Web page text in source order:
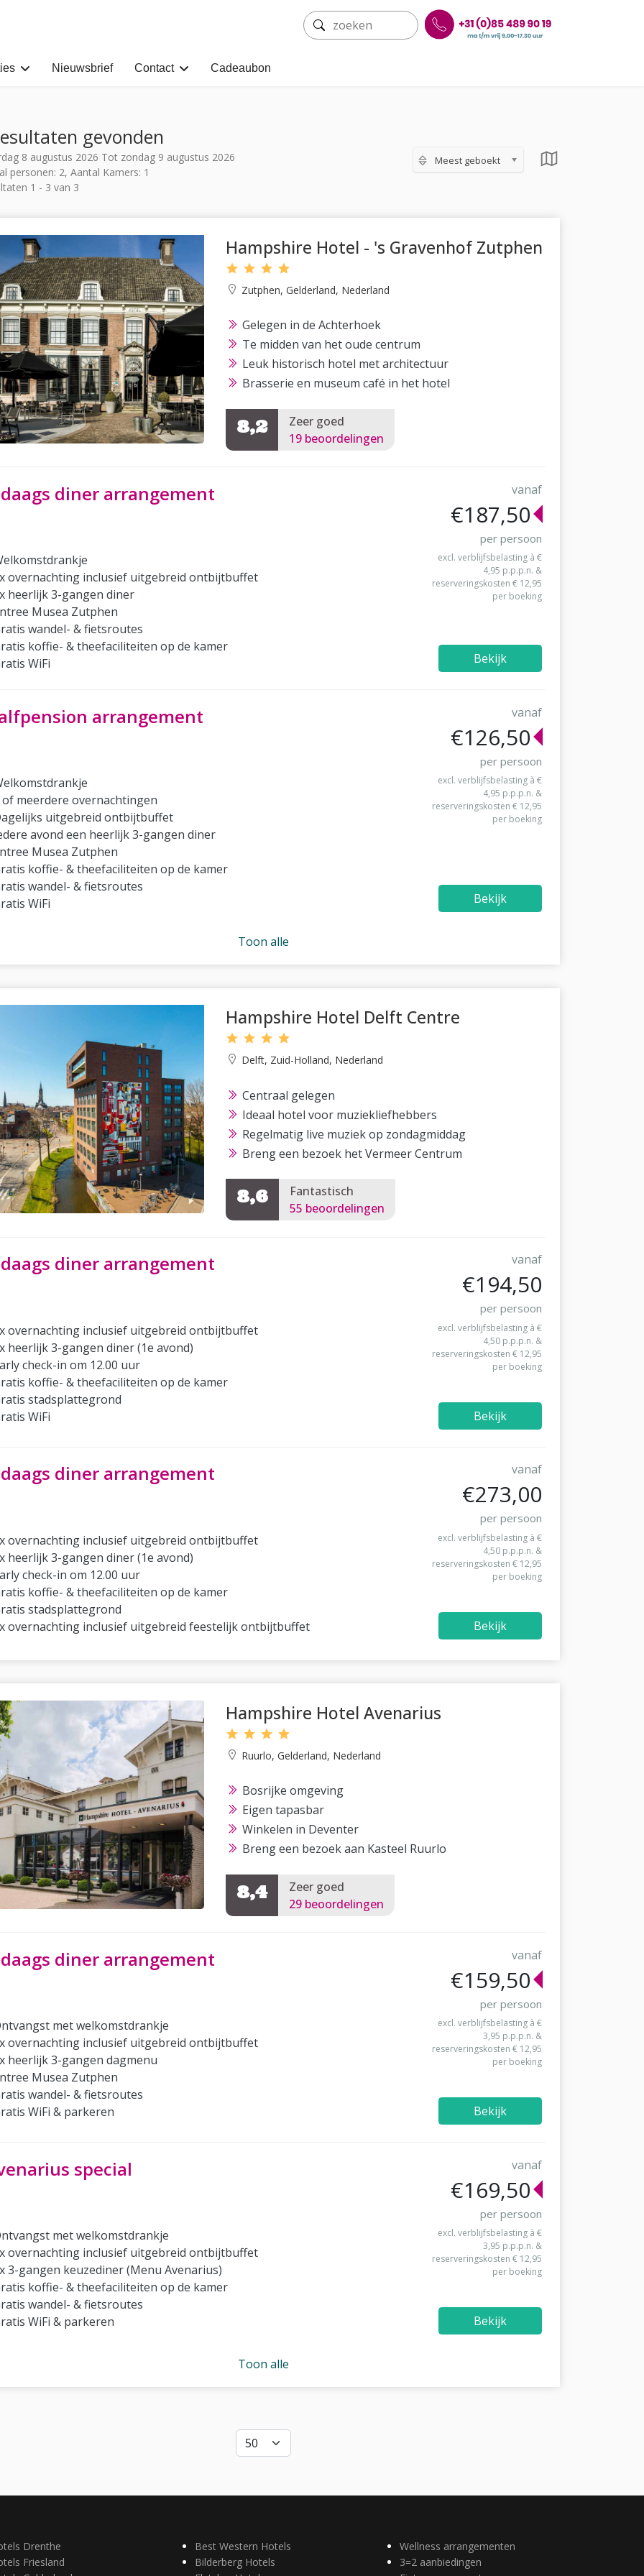
Nieuwsbrief Contact Cadeaubon
gevonden
8 augustus 2026 Tot zondag 9 augustus 2026
personen: 2, Aantal Kamers: 1
1 - 3 van 3
Meest geboekt
Hampshire Hotel - 's Gravenhof Zutphen
Zutphen, Gelderland, Nederland
Gelegen in de Achterhoek
Te midden van het oude centrum
Leuk historisch hotel met architectuur
Brasserie en museum café in het hotel
8,2
Zeer goed
19 beoordelingen
diner arrangement vanaf
€187,50
per persoon
overnachting inclusief uitgebreid ontbijtbuffet
heerlijk 3-gangen diner
Musea Zutphen
wandel- & fietsroutes
koffie- & theefaciliteiten op de kamer
WiFi
excl. verblijfsbelasting à €
4,95 p.p.p.n. &
reserveringskosten € 12,95
per boeking
Bekijk
arrangement vanaf
€126,50
per persoon
of meerdere overnachtingen
uitgebreid ontbijtbuffet
avond een heerlijk 3-gangen diner
Musea Zutphen
koffie- & theefaciliteiten op de kamer
wandel- & fietsroutes
WiFi
excl. verblijfsbelasting à €
4,95 p.p.p.n. &
reserveringskosten € 12,95
per boeking
Bekijk
Toon alle
Hampshire Hotel Delft Centre
Delft, Zuid-Holland, Nederland
Centraal gelegen
Ideaal hotel voor muziekliefhebbers
Regelmatig live muziek op zondagmiddag
Breng een bezoek het Vermeer Centrum
8,6
Fantastisch
55 beoordelingen
diner arrangement vanaf
€194,50
per persoon
overnachting inclusief uitgebreid ontbijtbuffet
heerlijk 3-gangen diner (1e avond)
check-in om 12.00 uur
koffie- & theefaciliteiten op de kamer
stadsplattegrond
WiFi
excl. verblijfsbelasting à €
4,50 p.p.p.n. &
reserveringskosten € 12,95
per boeking
Bekijk
diner arrangement vanaf
€273,00
per persoon
overnachting inclusief uitgebreid ontbijtbuffet
heerlijk 3-gangen diner (1e avond)
check-in om 12.00 uur
koffie- & theefaciliteiten op de kamer
stadsplattegrond
overnachting inclusief uitgebreid feestelijk ontbijtbuffet
excl. verblijfsbelasting à €
4,50 p.p.p.n. &
reserveringskosten € 12,95
per boeking
Bekijk
Hampshire Hotel Avenarius
Ruurlo, Gelderland, Nederland
Bosrijke omgeving
Eigen tapasbar
Winkelen in Deventer
Breng een bezoek aan Kasteel Ruurlo
8,4
Zeer goed
29 beoordelingen
diner arrangement vanaf
€159,50
per persoon
met welkomstdrankje
overnachting inclusief uitgebreid ontbijtbuffet
heerlijk 3-gangen dagmenu
Musea Zutphen
wandel- & fietsroutes
WiFi & parkeren
excl. verblijfsbelasting à €
3,95 p.p.p.n. &
reserveringskosten € 12,95
per boeking
Bekijk
special vanaf
€169,50
per persoon
met welkomstdrankje
overnachting inclusief uitgebreid ontbijtbuffet
3-gangen keuzediner (Menu Avenarius)
koffie- & theefaciliteiten op de kamer
wandel- & fietsroutes
WiFi & parkeren
excl. verblijfsbelasting à €
3,95 p.p.p.n. &
reserveringskosten € 12,95
per boeking
Bekijk
Toon alle
Drenthe
Friesland
Best Western Hotels
Bilderberg Hotels
Wellness arrangementen
3=2 aanbiedingen